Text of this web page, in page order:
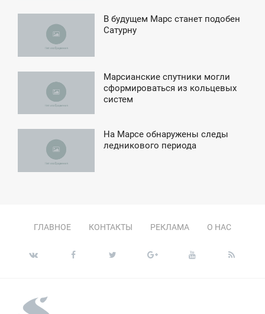
В будущем Марс станет подобен
Сатурну
Марсианские спутники могли
сформироваться из кольцевых
систем
На Марсе обнаружены следы
ледникового периода
ГЛАВНОЕ КОНТАКТЫ РЕКЛАМА О НАС